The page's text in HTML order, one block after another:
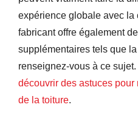
expérience globale avec
fabricant offre également
supplémentaires tels que
renseignez-vous à ce
découvrir des astuces
de la toiture.